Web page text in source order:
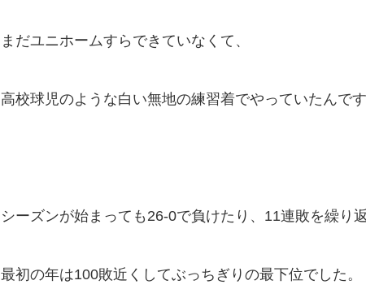
まだユニホームすらできていなくて、
高校球児のような白い無地の練習着でやっていたんです
シーズンが始まっても26-0で負けたり、11連敗を繰り返
最初の年は100敗近くしてぶっちぎりの最下位でした。